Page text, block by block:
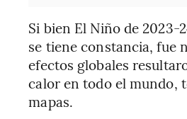
Si bien El Niño de 2023-
se tiene constancia, fue
efectos globales
calor en todo el mundo,
mapas.